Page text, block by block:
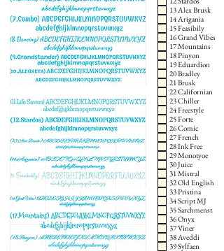
13 Alex Brusk
14 Arigania
15 Feasibily
16 Grand Vibes
17 Mountains
18 Pinyon
19 Eduardion
20 Bradley
21 Brusk
22 Californian
23 Chiller
24 Freestyle
25 Forte
26 Comic
27 French
28 Ink Free
29 Monotyoe
30 Juice
31 Mistral
32 Old English
33 Pristina
34 Script MJ
35 Sarchmenst
36 Onyx
37 Viner
38 Aveddi
39 Sylfaen